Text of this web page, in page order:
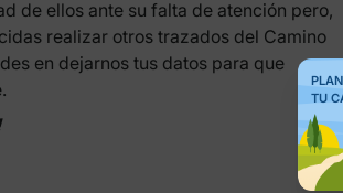
TU
de ellos ante su falta de atención pero,
realizar otros trazados del Camino
en dejarnos tus datos para que